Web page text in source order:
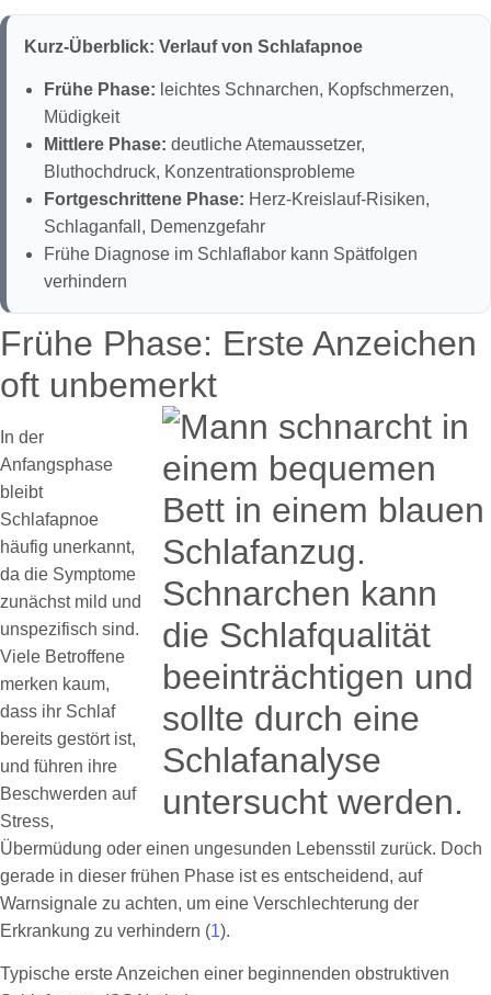
Kurz-Überblick: Verlauf von Schlafapnoe
Frühe Phase: leichtes Schnarchen, Kopfschmerzen,
Müdigkeit
Mittlere Phase: deutliche Atemaussetzer,
Bluthochdruck, Konzentrationsprobleme
Fortgeschrittene Phase: Herz-Kreislauf-Risiken,
Schlaganfall, Demenzgefahr
Frühe Diagnose im Schlaflabor kann Spätfolgen
verhindern
Frühe Phase: Erste Anzeichen
oft unbemerkt
In der
Anfangsphase
bleibt
Schlafapnoe
häufig unerkannt,
da die Symptome
zunächst mild und
unspezifisch sind.
Viele Betroffene
merken kaum,
dass ihr Schlaf
bereits gestört ist,
und führen ihre
Beschwerden auf
Stress,
Übermüdung oder einen ungesunden Lebensstil zurück. Doch
gerade in dieser frühen Phase ist es entscheidend, auf
Warnsignale zu achten, um eine Verschlechterung der
Erkrankung zu verhindern (1).
Typische erste Anzeichen einer beginnenden obstruktiven